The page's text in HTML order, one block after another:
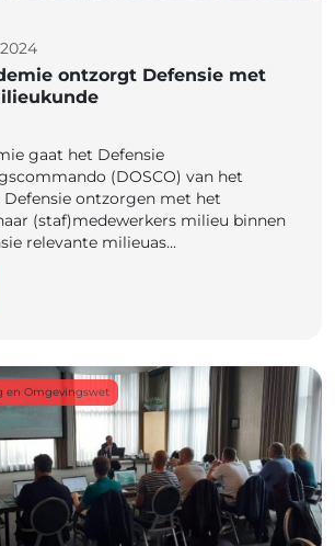
ontzorgt Defensie met
gaat het Defensie
(DOSCO) van het
Defensie ontzorgen met het
(staf)medewerkers milieu binnen
relevante milieuas…
en Omgevingswet